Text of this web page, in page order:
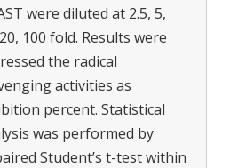
were diluted at 2.5, 5,
100 fold. Results were
the radical
activities as
percent. Statistical
was performed by
Student’s t-test within